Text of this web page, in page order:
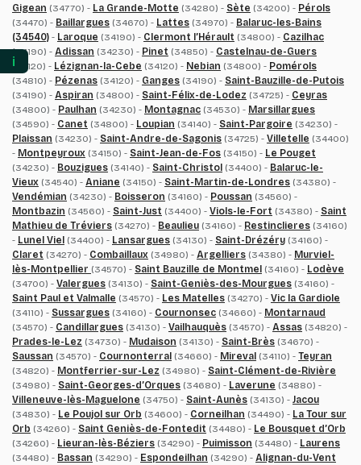
Gigean (34770) - La Grande-Motte (34280) - Sète (34200) - Pérols
(34470) - Baillargues (34670) - Lattes (34970) - Balaruc-les-Bains
(34540) - Laroque (34190) - Clermont l’Hérault (34800) - Cazilhac
(34190) - Adissan (34230) - Pinet (34850) - Castelnau-de-Guers
(34120) - Lézignan-la-Cebe (34120) - Nebian (34800) - Pomérols
(34810) - Pézenas (34120) - Ganges (34190) - Saint-Bauzille-de-Putois
(34190) - Aspiran (34800) - Saint-Félix-de-Lodez (34725) - Ceyras
(34800) - Paulhan (34230) - Montagnac (34530) - Marsillargues
(34590) - Canet (34800) - Loupian (34140) - Saint-Pargoire (34230) -
Plaissan (34230) - Saint-Andre-de-Sagonis (34725) - Villetelle (34400)
- Montpeyroux (34150) - Saint-Jean-de-Fos (34150) - Le Pouget
(34230) - Bouzigues (34140) - Saint-Christol (34400) - Balaruc-le-
Vieux (34540) - Aniane (34150) - Saint-Martin-de-Londres (34380) -
Vendémian (34230) - Boisseron (34160) - Poussan (34560) -
Montbazin (34560) - Saint-Just (34400) - Viols-le-Fort (34380) - Saint
Mathieu de Tréviers (34270) - Beaulieu (34160) - Restinclieres (34160)
- Lunel Viel (34400) - Lansargues (34130) - Saint-Drézéry (34160) -
Claret (34270) - Combaillaux (34980) - Argelliers (34380) - Murviel-
lès-Montpellier (34570) - Saint Bauzille de Montmel (34160) - Lodève
(34700) - Valergues (34130) - Saint-Geniès-des-Mourgues (34160) -
Saint Paul et Valmalle (34570) - Les Matelles (34270) - Vic la Gardiole
(34110) - Sussargues (34160) - Cournonsec (34660) - Montarnaud
(34570) - Candillargues (34130) - Vailhauquès (34570) - Assas (34820) -
Prades-le-Lez (34730) - Mudaison (34130) - Saint-Brès (34670) -
Saussan (34570) - Cournonterral (34660) - Mireval (34110) - Teyran
(34820) - Montferrier-sur-Lez (34980) - Saint-Clément-de-Rivière
(34980) - Saint-Georges-d’Orques (34680) - Laverune (34880) -
Villeneuve-lès-Maguelone (34750) - Saint-Aunès (34130) - Jacou
(34830) - Le Poujol sur Orb (34600) - Corneilhan (34490) - La Tour sur
Orb (34260) - Saint Geniès-de-Fontedit (34480) - Le Bousquet d’Orb
(34260) - Lieuran-lès-Béziers (34290) - Puimisson (34480) - Laurens
(34480) - Bassan (34290) - Espondeilhan (34290) - Alignan-du-Vent
ℹ️